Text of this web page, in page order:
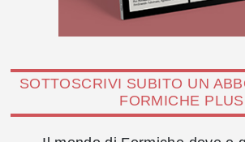
SOTTOSCRIVI SUBITO UN
FORMICHE PLUS